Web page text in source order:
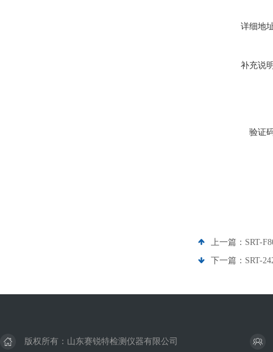
详细地
补充说
验证
上一篇： SRT-
下一篇： SRT-
版权所有：山东赛锐特检测仪器有限公司